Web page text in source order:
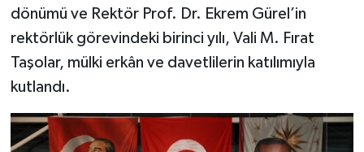
dönümü ve Rektör Prof. Dr. Ekrem Gürel’in
rektörlük görevindeki birinci yılı, Vali M. Fırat
Taşolar, mülki erkân ve davetlilerin katılımıyla
kutlandı.